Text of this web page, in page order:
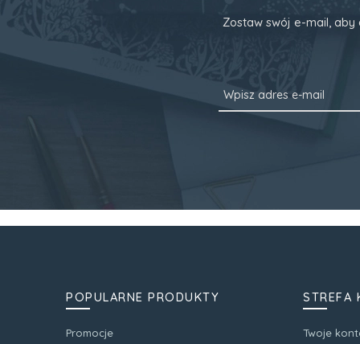
Zostaw swój e-mail,
POPULARNE PRODUKTY
Promocje
STREFA
Twoje